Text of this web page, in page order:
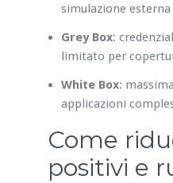
simulazione
Grey Box:
limitato per
White Box:
applicazioni
Come
positivi e